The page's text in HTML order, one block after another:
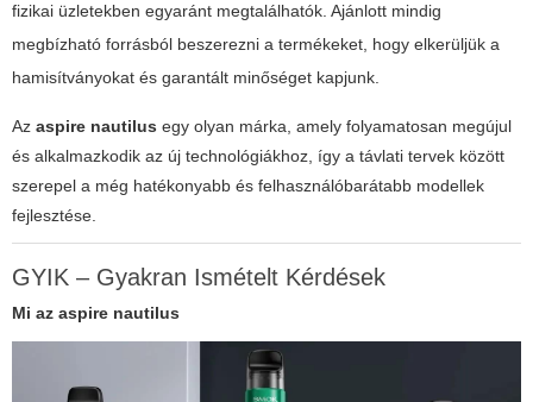
fizikai üzletekben egyaránt megtalálhatók. Ajánlott mindig
megbízható forrásból beszerezni a termékeket, hogy elkerüljük a
hamisítványokat és garantált minőséget kapjunk.
Az aspire nautilus egy olyan márka, amely folyamatosan megújul
és alkalmazkodik az új technológiákhoz, így a távlati tervek között
szerepel a még hatékonyabb és felhasználóbarátabb modellek
fejlesztése.
GYIK – Gyakran Ismételt Kérdések
Mi az aspire nautilus